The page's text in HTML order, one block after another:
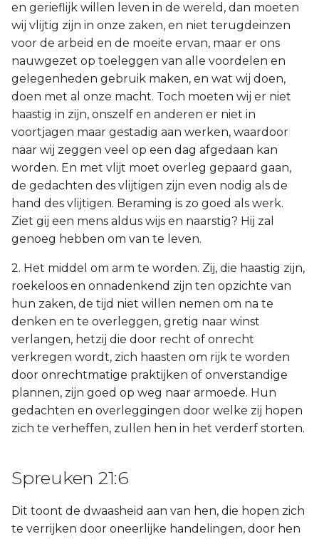
en gerieflijk willen leven in de wereld, dan moeten
wij vlijtig zijn in onze zaken, en niet terugdeinzen
voor de arbeid en de moeite ervan, maar er ons
nauwgezet op toeleggen van alle voordelen en
gelegenheden gebruik maken, en wat wij doen,
doen met al onze macht. Toch moeten wij er niet
haastig in zijn, onszelf en anderen er niet in
voortjagen maar gestadig aan werken, waardoor
naar wij zeggen veel op een dag afgedaan kan
worden. En met vlijt moet overleg gepaard gaan,
de gedachten des vlijtigen zijn even nodig als de
hand des vlijtigen. Beraming is zo goed als werk.
Ziet gij een mens aldus wijs en naarstig? Hij zal
genoeg hebben om van te leven.
2. Het middel om arm te worden. Zij, die haastig zijn,
roekeloos en onnadenkend zijn ten opzichte van
hun zaken, de tijd niet willen nemen om na te
denken en te overleggen, gretig naar winst
verlangen, hetzij die door recht of onrecht
verkregen wordt, zich haasten om rijk te worden
door onrechtmatige praktijken of onverstandige
plannen, zijn goed op weg naar armoede. Hun
gedachten en overleggingen door welke zij hopen
zich te verheffen, zullen hen in het verderf storten.
Spreuken 21:6
Dit toont de dwaasheid aan van hen, die hopen zich
te verrijken door oneerlijke handelingen, door hen